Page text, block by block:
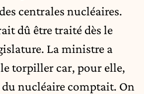
centrales nucléaires.
dû être traité dès le
La ministre a
torpiller car, pour elle,
nucléaire comptait. On